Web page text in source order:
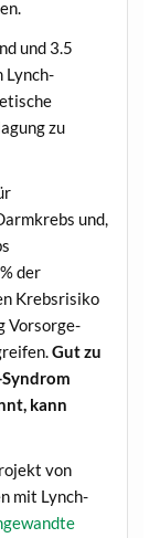
und 3.5
Lynch-
zu
und,
der
Krebsrisiko
Vorsorge-
Gutzu
kann
von
mit Lynch-